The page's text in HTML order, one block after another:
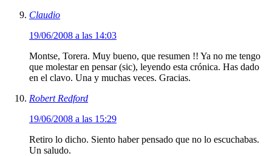
Claudio
19/06/2008 a las 14:03
Montse, Torera. Muy bueno, que resumen !! Ya no me tengo
que molestar en pensar (sic), leyendo esta crónica. Has dado
en el clavo. Una y muchas veces. Gracias.
Robert Redford
19/06/2008 a las 15:29
Retiro lo dicho. Siento haber pensado que no lo escuchabas.
Un saludo.